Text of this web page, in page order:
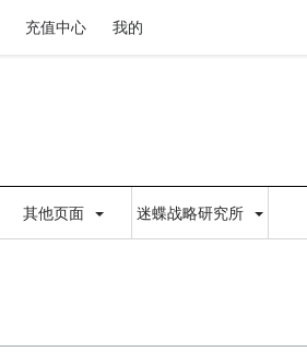
充值中心 我的
其他页面 迷蝶战略研究所